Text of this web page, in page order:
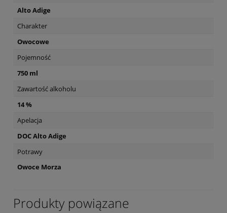
Alto Adige
Charakter
Owocowe
Pojemność
750 ml
Zawartość alkoholu
14 %
Apelacja
DOC Alto Adige
Potrawy
Owoce Morza
Produkty powiązane